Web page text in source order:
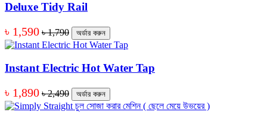
Deluxe Tidy Rail
৳ 1,590 ৳ 1,790 অর্ডার করুন
Instant Electric Hot Water Tap
৳ 1,890 ৳ 2,490 অর্ডার করুন